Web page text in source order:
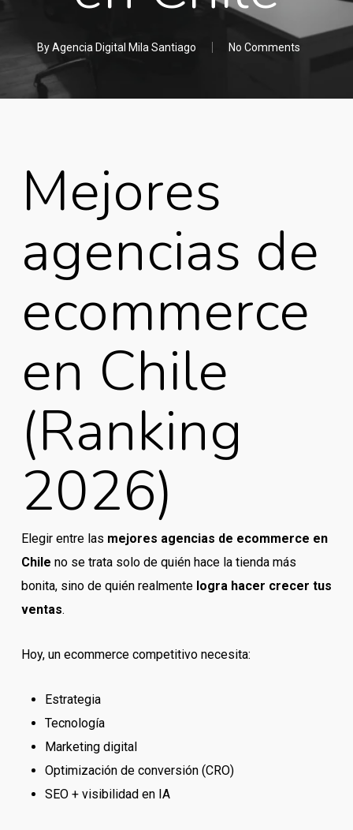
ByAgencia Digital Mila Santiago No Comments
Mejores
agencias de
ecommerce
en Chile
(Ranking
2026)
Elegir entre las mejores agencias de ecommerce en
Chile no se trata solo de quién hace la tienda más
bonita, sino de quién realmente logra hacer crecer tus
ventas.
Hoy, un ecommerce competitivo necesita:
Estrategia
Tecnología
Marketing digital
Optimización de conversión (CRO)
SEO + visibilidad en IA